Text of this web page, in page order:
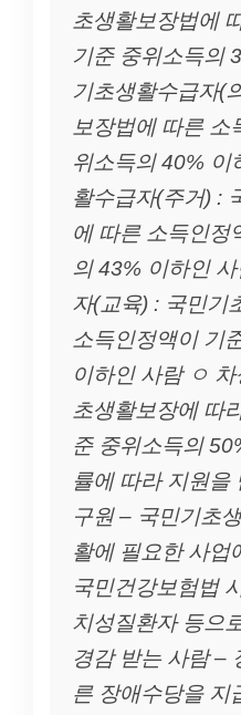
초생활보장법에
기준 중위소득의
기초생활수급자(
보장법에 따른 소
위소득의 40% 이
활수급자(주거) :
에 따른 소득인정
의 43% 이하인
자(교육) : 국민기
소득인정액이 기
이하인 사람 ㅇ
초생활보장에 따
준 중위소득의
률에 따라 지원을
구원 – 국민기초
활에 필요한 사업
국민건강보험법
치성질환자 등으
경감 받는 사람 –
른 장애수당을 지